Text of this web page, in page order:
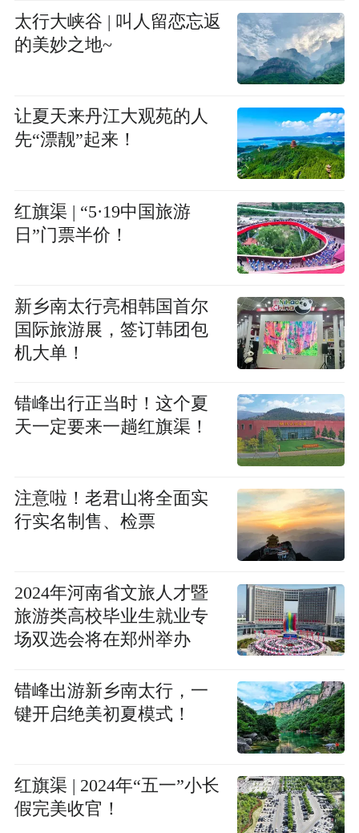
太行大峡谷 | 叫人留恋忘返
的美妙之地~
让夏天来丹江大观苑的人
先“漂靓”起来！
红旗渠 | “5·19中国旅游
日”门票半价！
新乡南太行亮相韩国首尔
国际旅游展，签订韩团包
机大单！
错峰出行正当时！这个夏
天一定要来一趟红旗渠！
注意啦！老君山将全面实
行实名制售、检票
2024年河南省文旅人才暨
旅游类高校毕业生就业专
场双选会将在郑州举办
错峰出游新乡南太行，一
键开启绝美初夏模式！
红旗渠 | 2024年“五一”小长
假完美收官！